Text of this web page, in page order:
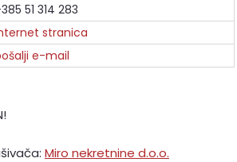
51 314 283
stranica
e-mail
Miro nekretnine d.o.o.